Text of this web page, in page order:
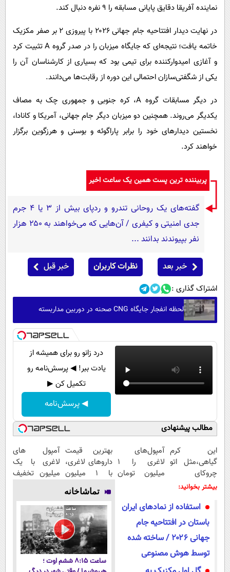
نماینده آفریقا دقایق پایانی مسابقه را ۹ نفره دنبال کند.
در نهایت دیدار افتتاحیه جام جهانی ۲۰۲۶ با پیروزی ۲ بر صفر مکزیک
خاتمه یافت؛ نتیجه‌ای که جایگاه میزبان را در صدر گروه A تثبیت کرد
و آغازی امیدوارکننده برای تیمی بود که بسیاری از کارشناسان آن را
یکی از شگفتی‌سازان احتمالی این دوره از رقابت‌ها می‌دانند.
در دیگر مسابقات گروه A، کره جنوبی و جمهوری چک به مصاف
یکدیگر می‌روند. همچنین دو میزبان دیگر جام جهانی، آمریکا و کانادا،
نخستین دیدارهای خود را برابر پاراگوئه و بوسنی و هرزگوین برگزار
خواهند کرد.
پربیننده ترین پست همین یک ساعت اخیر
گفته‌های یک روحانی تندرو و ردپای بیش از ۳ یا ۴ جرم
جدی امنیتی و کیفری / آن‌هایی که می‌خواهند به ۲۵۰ هزار
نفر بپیوندند بدانند ...
خبر بعد نظرات کاربران خبر قبل
اشتراک گذاری :
لحظه انفجار جایگاه CNG صحنه در دوربین مداربسته
درد زانو رو برای همیشه از
یادت ببر! ◀ پرسش‌نامه رو
تکمیل کن ▶
◀ پرسش‌نامه
مطالب پیشنهادی
این کرم
گیاهی،مثل اتو
چروکای
پوستتوصاف
آمپول‌های
لاغری را ۱
میلیون تومان
بهترین قیمت
داروهای لاغری،
با ۱ میلیون
تخفیف و ارسال
از داروخانه‌
آمپول های
لاغری با یک
میلیون تخفیف
معتبر
بیشتر بخوانید:
استفاده از نمادهای ایران
باستان در افتتاحیه جام
جهانی ۲۰۲۶ / ساخته شده
توسط هوش مصنوعی
تماشاخانه
ساعت ۸:۱۵ ششم اوت ؛